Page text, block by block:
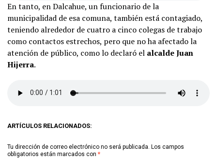
En tanto, en Dalcahue, un funcionario de la
municipalidad de esa comuna, también está contagiado,
teniendo alrededor de cuatro a cinco colegas de trabajo
como contactos estrechos, pero que no ha afectado la
atención de público, como lo declaró el alcalde Juan
Hijerra.
ARTÍCULOS RELACIONADOS:
Tu dirección de correo electrónico no será publicada. Los campos
obligatorios están marcados con *